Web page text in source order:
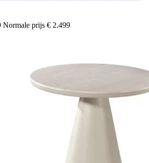
Normale prijs € 2.499